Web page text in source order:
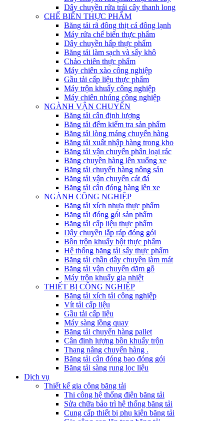
Dây chuyền rửa trái cây thanh long
CHẾ BIẾN THỰC PHẨM
Băng tải rã đông thịt cá đông lạnh
Máy rửa chế biến thực phẩm
Dây chuyền hấp thực phẩm
Băng tải làm sạch và sấy khô
Chảo chiên thực phẩm
Máy chiên xào công nghiệp
Gầu tải cấp liệu thực phẩm
Máy trộn khuấy công nghiệp
Máy chiên nhúng công nghiệp
NGÀNH VẬN CHUYỂN
Băng tải cân định lượng
Băng tải đếm kiểm tra sản phẩm
Băng tải lòng máng chuyển hàng
Băng tải xuất nhập hàng trong kho
Băng tải vận chuyển phân loại rác
Băng chuyền hàng lên xuống xe
Băng tải chuyển hàng nông sản
Băng tải vận chuyển cát đá
Băng tải cân đóng hàng lên xe
NGÀNH CÔNG NGHIỆP
Băng tải xích nhựa thực phẩm
Băng tải đóng gói sản phẩm
Băng tải cấp liệu thực phẩm
Dây chuyền lắp ráp đóng gói
Bồn trộn khuấy bột thực phẩm
Hệ thống băng tải sấy thực phẩm
Băng tải chần dây chuyền làm mát
Băng tải vận chuyển dăm gỗ
Máy trộn khuấy gia nhiệt
THIẾT BỊ CÔNG NGHIỆP
Băng tải xích tải công nghiệp
Vít tải cấp liệu
Gầu tải cấp liệu
Máy sàng lồng quay
Băng tải chuyển hàng pallet
Cân định lượng bồn khuấy trộn
Thang nâng chuyển hàng .
Băng tải cân đóng bao đóng gói
Băng tải sàng rung lọc liệu
Dịch vụ
Thiết kế gia công băng tải
Thi công hệ thống điện băng tải
Sửa chữa bảo trì hệ thống băng tải
Cung cấp thiết bị phụ kiện băng tải